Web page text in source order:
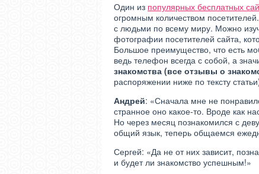
Один из популярных бесплатных
огромным количеством
с людьми по всему миру. Можно
фотографии посетителей сайта,
Большое преимущество, что есть
ведь телефон всегда с собой, а
знакомства (все отзывы о
распоряжении ниже по тексту
Андрей: «Сначала мне не
странное оно какое-то. Вроде как
Но через месяц познакомился с
общий язык, теперь общаемся
Сергей: «Да не от них зависит,
и будет ли знакомство успешным!»